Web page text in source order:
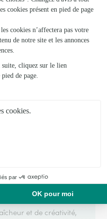
Sur Seine
partenariat avec
florale de
situé à Triel Sur
et de créativité,